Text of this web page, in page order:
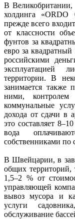
В Великобритании,
холдинга
прежде всего
от классности
фунтов за
евро за
российскими
эксплуатацией
территории. В
занимается также
ними,
коммунальные
дохода от сдачи в
это составляет
вода
собственниками по
В Швейцарии, в
общих территорий,
1,5–2 % от
управляющей
вывоз мусора и
услуги
обслуживание